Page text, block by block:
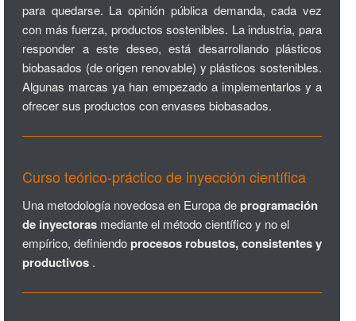
para quedarse. La opinión pública demanda, cada vez
con más fuerza, productos sostenibles. La industria, para
responder a este deseo, está desarrollando plásticos
biobasados (de origen renovable) y plásticos sostenibles.
Algunas marcas ya han empezado a implementarlos y a
ofrecer sus productos con envases biobasados.
Curso teórico-práctico de inyección científica
Una metodología novedosa en Europa deprogramación
de inyectoras mediante el método científico y no el
empírico, definiendoprocesos robustos, consistentes y
productivos .